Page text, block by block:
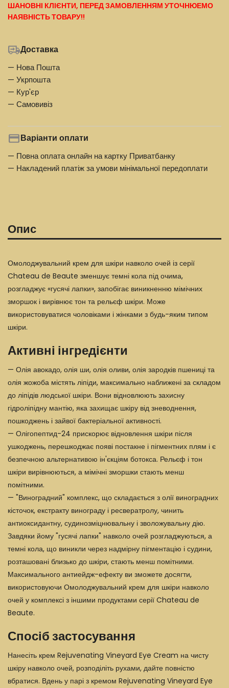
ШАНОВНІ КЛІЄНТИ, ПЕРЕД ЗАМОВЛЕННЯМ УТОЧНЮЕМО
НАЯВНІСТЬ ТОВАРУ!!
Доставка
— Нова Пошта
— Укрпошта
— Кур'єр
— Самовивіз
Варіанти оплати
— Повна оплата онлайн на картку Приватбанку
— Накладений платіж за умови мінімальної передоплати
Опис
Омолоджувальний крем для шкіри навколо очей із серії
Chateau de Beaute зменшує темні кола під очима,
розгладжує «гусячі лапки», запобігає виникненню мімічних
зморшок і вирівнює тон та рельєф шкіри. Може
використовуватися чоловіками і жінками з будь-яким типом
шкіри.
Активні інгредієнти
— Олія авокадо, олія ши, олія оливи, олія зародків пшениці та
олія жожоба містять ліпіди, максимально наближені за складом
до ліпідів людської шкіри. Вони відновлюють захисну
гідроліпідну мантію, яка захищає шкіру від зневоднення,
пошкоджень і зайвої бактеріальної активності.
— Олігопептид-24 прискорює відновлення шкіри після
ушкоджень, перешкоджає появі постакне і пігментних плям і є
безпечною альтернативою ін'єкціям ботокса. Рельєф і тон
шкіри вирівнюються, а мімічні зморшки стають менш
помітними.
— "Виноградний" комплекс, що складається з олії виноградних
кісточок, екстракту винограду і ресвератролу, чинить
антиоксидантну, судинозміцнювальну і зволожувальну дію.
Завдяки йому "гусячі лапки" навколо очей розгладжуються, а
темні кола, що виникли через надмірну пігментацію і судини,
розташовані близько до шкіри, стають менш помітними.
Максимального антиейдж-ефекту ви зможете досягти,
використовуючи Омолоджувальний крем для шкіри навколо
очей у комплексі з іншими продуктами серії Chateau de
Beaute.
Спосіб застосування
Нанесіть крем Rejuvenating Vineyard Eye Cream на чисту
шкіру навколо очей, розподіліть рухами, дайте повністю
вбратися. Вдень у парі з кремом Rejuvenating Vineyard Eye